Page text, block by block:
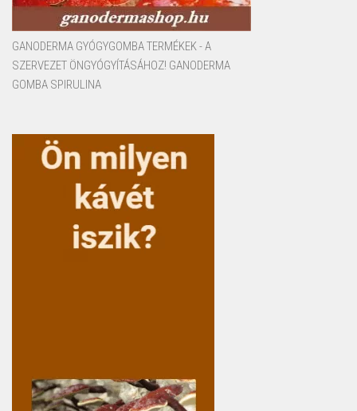
GANODERMA GYÓGYGOMBA TERMÉKEK - A
SZERVEZET ÖNGYÓGYÍTÁSÁHOZ! GANODERMA
GOMBA SPIRULINA